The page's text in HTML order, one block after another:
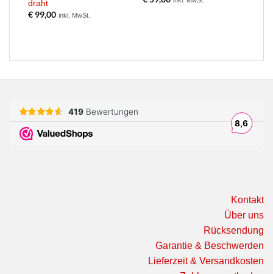
draht
€99,00 inkl. MwSt.
Kontakt
Über uns
Rücksendung
Garantie & Beschwerden
Lieferzeit & Versandkosten